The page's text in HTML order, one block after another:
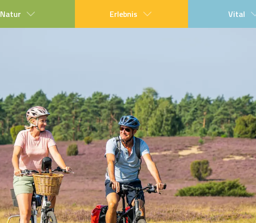
Natur Erlebnis Vital